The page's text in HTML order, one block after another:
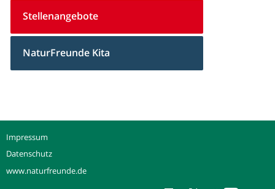
Stellenangebote
NaturFreunde Kita
Impressum
Datenschutz
www.naturfreunde.de